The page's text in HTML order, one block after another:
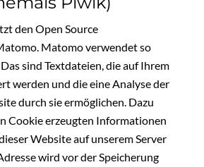
den Open Source
Matomo verwendet so
sind Textdateien, die auf Ihrem
werden und die eine Analyse der
durch sie ermöglichen. Dazu
Cookie erzeugten Informationen
Website auf unserem Server
wird vor der Speicherung